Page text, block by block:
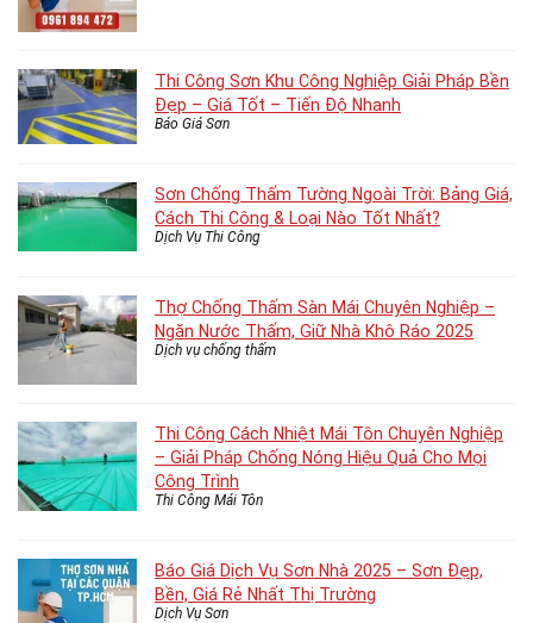
Thi Công Sơn Khu Công Nghiệp Giải Pháp Bền
Đẹp – Giá Tốt – Tiến Độ Nhanh
Báo Giá Sơn
Sơn Chống Thấm Tường Ngoài Trời: Bảng Giá,
Cách Thi Công & Loại Nào Tốt Nhất?
Dịch Vụ Thi Công
Thợ Chống Thấm Sàn Mái Chuyên Nghiệp –
Ngăn Nước Thấm, Giữ Nhà Khô Ráo 2025
Dịch vụ chống thấm
Thi Công Cách Nhiệt Mái Tôn Chuyên Nghiệp
– Giải Pháp Chống Nóng Hiệu Quả Cho Mọi
Công Trình
Thi Công Mái Tôn
Báo Giá Dịch Vụ Sơn Nhà 2025 – Sơn Đẹp,
Bền, Giá Rẻ Nhất Thị Trường
Dịch Vụ Sơn